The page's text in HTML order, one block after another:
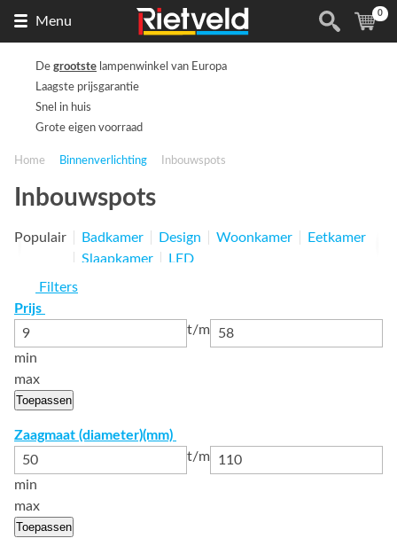
Menu
de
(
0
De grootste lampenwinkel van Europa
Laagste prijsgarantie
Snel in huis
Grote eigen voorraad
Home Binnenverlichting Inbouwspots
Inbouwspots
Populair Badkamer Design Woonkamer
Eetkamer
Slaapkamer
LED
Filters
Prijs
t/m
min
max
Toepassen
Zaagmaat (diameter)(mm)
t/m
min
max
Toepassen